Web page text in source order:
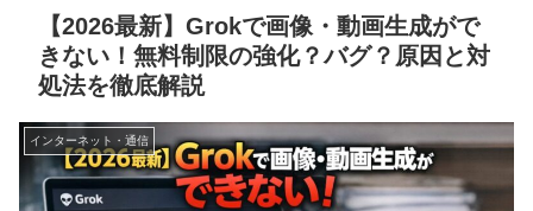
【2026最新】Grokで画像・動画生成がで
きない！無料制限の強化？バグ？原因と対
処法を徹底解説
インターネット・通信